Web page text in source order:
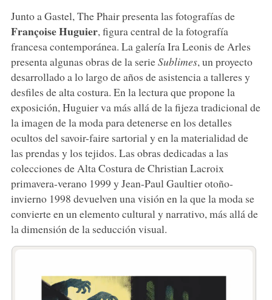
Junto a Gastel, The Phair presenta las fotografías de
FrançoiseHuguier, figura central de la fotografía
francesa contemporánea. La galería Ira Leonis de Arles
presenta algunas obras de la serieSublimes, un proyecto
desarrollado a lo largo de años de asistencia a talleres y
desfiles de alta costura. En la lectura que propone la
exposición, Huguier va más allá de la fijeza tradicional de
la imagen de la moda para detenerse en los detalles
ocultos del savoir-faire sartorial y en la materialidad de
las prendas y los tejidos. Las obras dedicadas a las
colecciones de Alta Costura de Christian Lacroix
primavera-verano 1999 y Jean-Paul Gaultier otoño-
invierno 1998 devuelven una visión en la que la moda se
convierte en un elemento cultural y narrativo, más allá de
la dimensión de la seducción visual.